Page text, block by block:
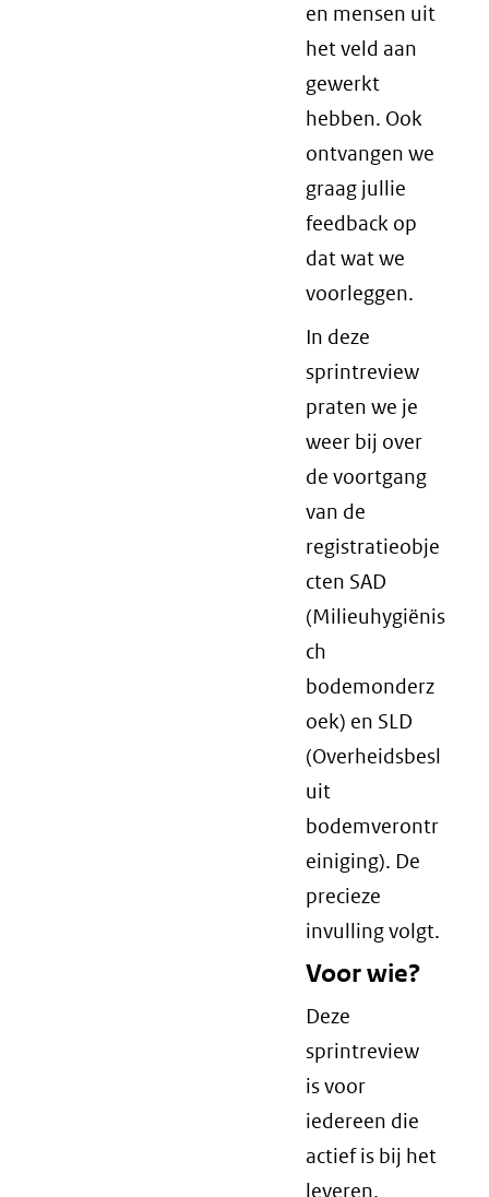
en mensen uit
het veld aan
gewerkt
hebben. Ook
ontvangen we
graag jullie
feedback op
dat wat we
voorleggen.
In deze
sprintreview
praten we je
weer bij over
de voortgang
van de
registratieobje
cten SAD
(Milieuhygiënis
ch
bodemonderz
oek) en SLD
(Overheidsbesl
uit
bodemverontr
einiging). De
precieze
invulling volgt.
Voor wie?
Deze
sprintreview
is voor
iedereen die
actief is bij het
leveren,